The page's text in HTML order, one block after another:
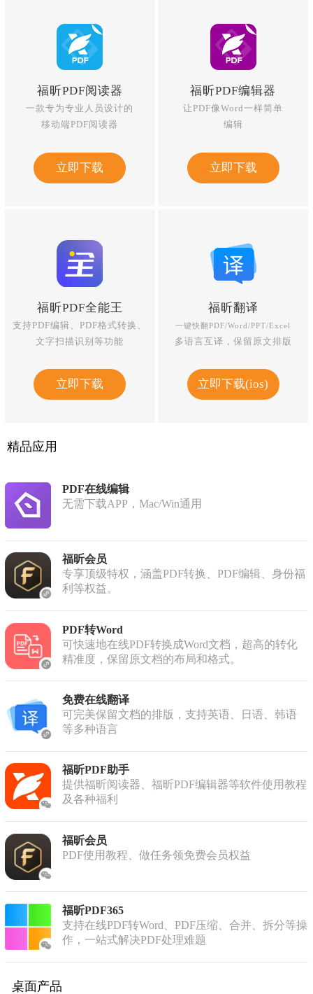
福昕PDF阅读器
一款专为专业人员设计的
移动端PDF阅读器
立即下载
福昕PDF编辑器
让PDF像Word一样简单
编辑
立即下载
福昕PDF全能王
支持PDF编辑、PDF格式转换、
文字扫描识别等功能
立即下载
福昕翻译
一键快翻PDF/Word/PPT/Excel
多语言互译，保留原文排版
立即下载(ios)
精品应用
PDF在线编辑
无需下载APP，Mac/Win通用
福昕会员
专享顶级特权，涵盖PDF转换、PDF编辑、身份福
利等权益。
PDF转Word
可快速地在线PDF转换成Word文档，超高的转化
精准度，保留原文档的布局和格式。
免费在线翻译
可完美保留文档的排版，支持英语、日语、韩语
等多种语言
福昕PDF助手
提供福昕阅读器、福昕PDF编辑器等软件使用教程
及各种福利
福昕会员
PDF使用教程、做任务领免费会员权益
福昕PDF365
支持在线PDF转Word、PDF压缩、合并、拆分等操
作，一站式解决PDF处理难题
桌面产品